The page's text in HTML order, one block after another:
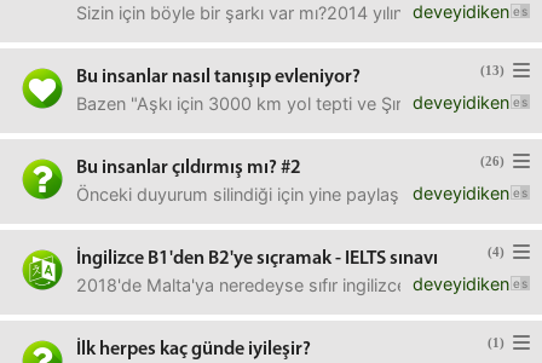
deveyidiken
Sizin için böyle bir şarkı var mı?2014 yılında
(13)
Bu insanlar nasıl tanışıp evleniyor?
deveyidiken
Bazen "Aşkı için 3000 km yol tepti ve Şırnak'a gelin gitti"
(26)
Bu insanlar çıldırmış mı? #2
deveyidiken
Önceki duyurum silindiği için yine paylaşıyorum. Belli bir
(4)
İngilizce B1'den B2'ye sıçramak - IELTS sınavı
deveyidiken
2018'de Malta'ya neredeyse sıfır ingilizce ile dil eğitimi
(1)
İlk herpes kaç günde iyileşir?